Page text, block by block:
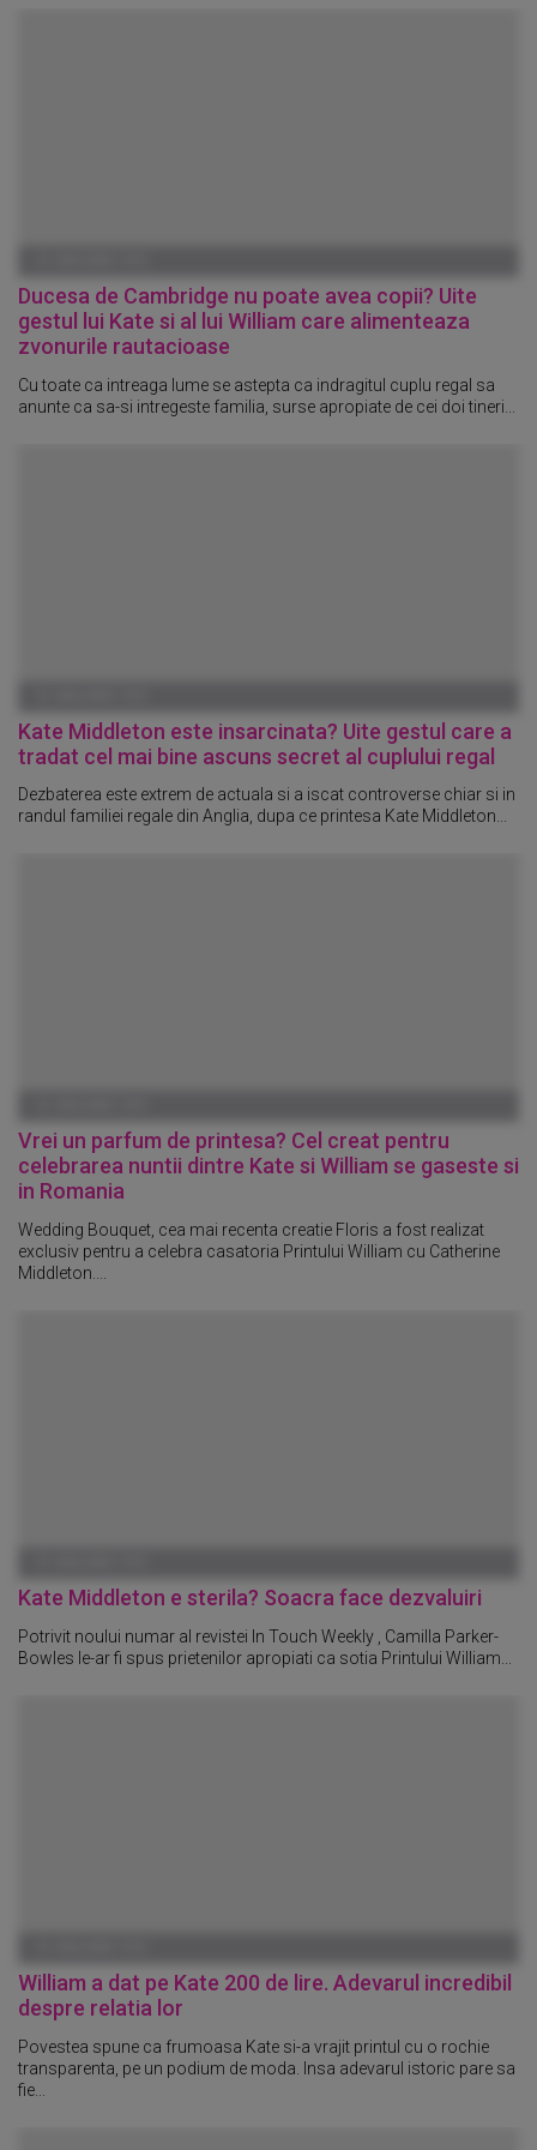
Ducesa de Cambridge nu poate avea copii? Uite
gestul lui Kate si al lui William care alimenteaza
zvonurile rautacioase
Cu toate ca intreaga lume se astepta ca indragitul cuplu regal sa
anunte ca sa-si intregeste familia, surse apropiate de cei doi tineri...
Kate Middleton este insarcinata? Uite gestul care a
tradat cel mai bine ascuns secret al cuplului regal
Dezbaterea este extrem de actuala si a iscat controverse chiar si in
randul familiei regale din Anglia, dupa ce printesa Kate Middleton...
Vrei un parfum de printesa? Cel creat pentru
celebrarea nuntii dintre Kate si William se gaseste si
in Romania
Wedding Bouquet, cea mai recenta creatie Floris a fost realizat
exclusiv pentru a celebra casatoria Printului William cu Catherine
Middleton....
Kate Middleton e sterila? Soacra face dezvaluiri
Potrivit noului numar al revistei In Touch Weekly , Camilla Parker-
Bowles le-ar fi spus prietenilor apropiati ca sotia Printului William...
William a dat pe Kate 200 de lire. Adevarul incredibil
despre relatia lor
Povestea spune ca frumoasa Kate si-a vrajit printul cu o rochie
transparenta, pe un podium de moda. Insa adevarul istoric pare sa
fie...